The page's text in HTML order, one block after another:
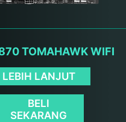
TOMAHAWK WIFI
LEBIH LANJUT
BELI
SEKARANG